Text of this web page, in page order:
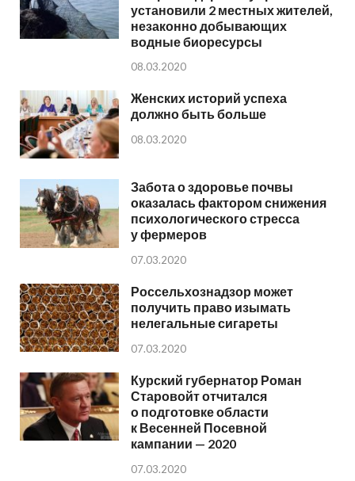
установили 2 местных жителей,
незаконно добывающих
водные биоресурсы
08.03.2020
Женских историй успеха
должно быть больше
08.03.2020
Забота о здоровье почвы
оказалась фактором снижения
психологического стресса
у фермеров
07.03.2020
Россельхознадзор может
получить право изымать
нелегальные сигареты
07.03.2020
Курский губернатор Роман
Старовойт отчитался
о подготовке области
к Весенней Посевной
кампании — 2020
07.03.2020